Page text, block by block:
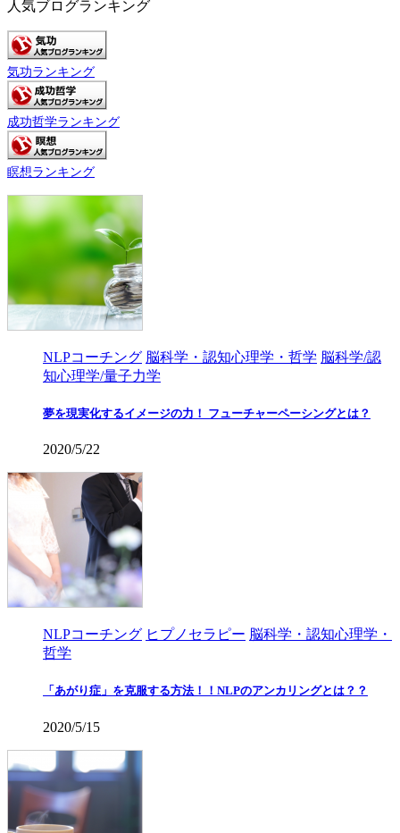
人気ブログランキング
気功ランキング
成功哲学ランキング
瞑想ランキング
NLPコーチング 脳科学・認知心理学・哲学 脳科学/認
知心理学/量子力学
夢を現実化するイメージの力！ フューチャーペーシングとは？
2020/5/22
NLPコーチング ヒプノセラピー 脳科学・認知心理学・
哲学
「あがり症」を克服する方法！！NLPのアンカリングとは？？
2020/5/15